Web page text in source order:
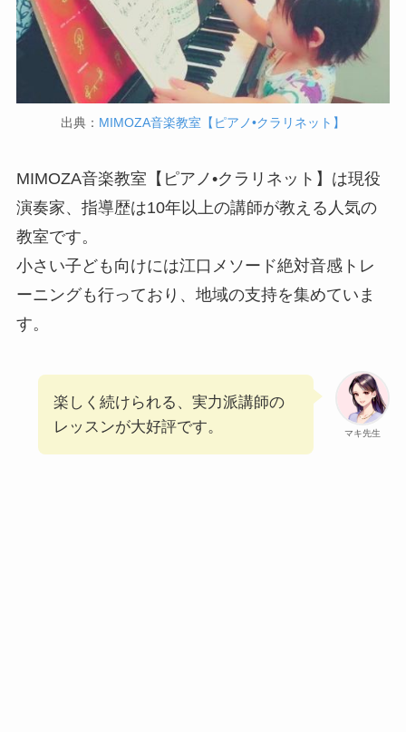
出典： MIMOZA音楽教室【ピアノ•クラリネット】
MIMOZA音楽教室【ピアノ•クラリネット】は現役
演奏家、指導歴は10年以上の講師が教える人気の
教室です。
小さい子ども向けには江口メソード絶対音感トレ
ーニングも行っており、地域の支持を集めていま
す。
マキ先生
楽しく続けられる、実力派講師の
レッスンが大好評です。